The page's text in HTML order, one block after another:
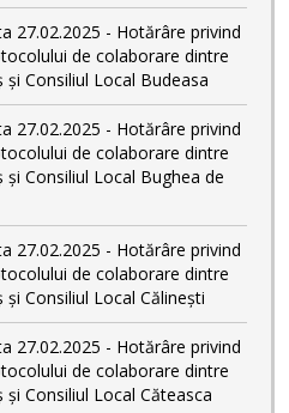
27.02.2025 - Hotărâre privind
de colaborare dintre
și Consiliul Local Budeasa
27.02.2025 - Hotărâre privind
de colaborare dintre
și Consiliul Local Bughea de
27.02.2025 - Hotărâre privind
de colaborare dintre
și Consiliul Local Călinești
27.02.2025 - Hotărâre privind
de colaborare dintre
și Consiliul Local Căteasca